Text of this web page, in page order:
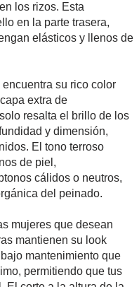
los rizos. Esta
en la parte trasera,
elásticos y llenos de
su rico color
extra de
resalta el brillo de los
y dimensión,
El tono terroso
de piel,
cálidos o neutros,
del peinado.
mujeres que desean
mantienen su look
mantenimiento que
permitiendo que tus